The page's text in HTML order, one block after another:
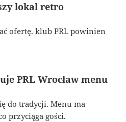
lokal retro
ofertę. klub PRL powinien
PRL Wrocław menu
do tradycji. Menu ma
przyciąga gości.